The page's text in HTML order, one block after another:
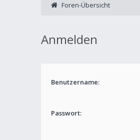
Foren-Übersicht
Anmelden
Benutzername:
Passwort: